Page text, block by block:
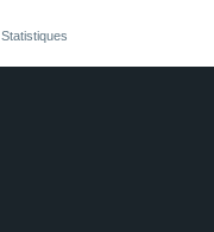
Statistiques